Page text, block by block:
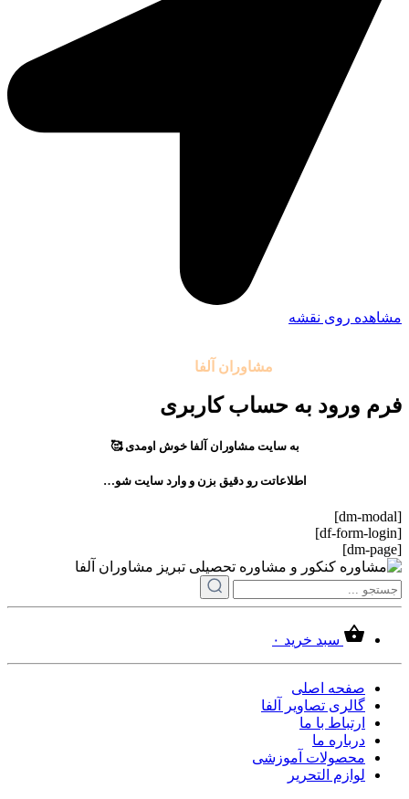
مشاهده روی نقشه
مشاوران آلفا
فرم ورود به حساب کاربری
به سایت مشاوران آلفا خوش اومدی 🥰
اطلاعاتت رو دقیق بزن و وارد سایت شو…
[dm-modal]
[df-form-login]
[dm-page]
سبد خرید ۰
صفحه اصلی
گالری تصاویر آلفا
ارتباط با ما
درباره ما
محصولات آموزشی
لوازم التحریر